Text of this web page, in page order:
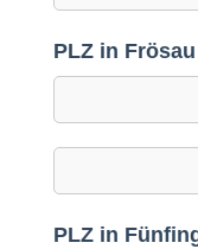
PLZ in Frösau
PLZ in